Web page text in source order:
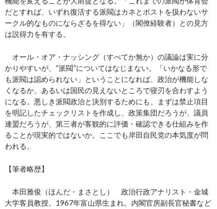
だとすれば、いずれ復活する派閥はカネとポストを扱わないサ
ークル的なものにならざるを得ない」（閣僚経験者）との見方
は説得力を有する。
オール・オア・ナッシング（すべてか無か）の議論は実に分
かりやすいが、“派閥”についてはなじまない。「いかなる形で
も派閥は認められない」ということになれば、政治が機能しな
くなるか、あるいは国民の見えないところで寝刃を合わすよう
になる。悪しき派閥政治と決別するためにも、まずは禁止項目
を明記したチェックリストを作成し、政策集団だろうが、議員
連盟だろうが、第三者が客観的に評価・確認できる仕組みを作
ることが現実的ではないか。ここでも岸田自民党の本気度が問
われる。
【筆者略歴】
本田雅俊（ほんだ・まさとし） 政治行政アナリスト・金城
大学客員教授。1967年富山県生まれ。内閣官房副長官秘書など